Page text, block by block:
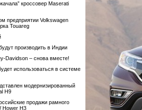
кроссовер Maserati
предприятии Volkswagen
Touareg
производить в Индии
Davidson – снова вместе!
использоваться в системе
модернизированный
H9
продажи рамного
Hower H3